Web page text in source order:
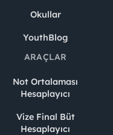
Okullar
YouthBlog
ARAÇLAR
Not Ortalaması
Hesaplayıcı
Vize Final Büt
Hesaplayıcı